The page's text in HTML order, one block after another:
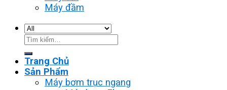
Máy đầm
Tìm
kiếm:
Trang Chủ
Sản Phẩm
Máy bơm trục ngang